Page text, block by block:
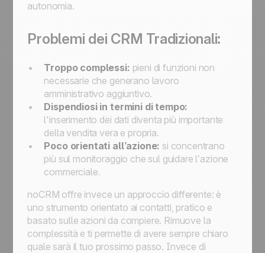
autonomia.
Problemi dei CRM Tradizionali:
Troppo complessi: pieni di funzioni non
necessarie che generano lavoro
amministrativo aggiuntivo.
Dispendiosi in termini di tempo:
l'inserimento dei dati diventa più importante
della vendita vera e propria.
Poco orientati all’azione: si concentrano
più sul monitoraggio che sul guidare l’azione
commerciale.
noCRM offre invece un approccio differente: è
uno strumento orientato ai contatti, pratico e
basato sulle azioni da compiere. Rimuove la
complessità e ti permette di avere sempre chiaro
quale sarà il tuo prossimo passo. Invece di